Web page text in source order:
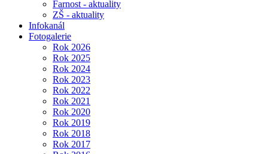
Farnost - aktuality
ZŠ - aktuality
Infokanál
Fotogalerie
Rok 2026
Rok 2025
Rok 2024
Rok 2023
Rok 2022
Rok 2021
Rok 2020
Rok 2019
Rok 2018
Rok 2017